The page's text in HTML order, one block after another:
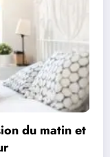
d’adopter la
on vit en ville